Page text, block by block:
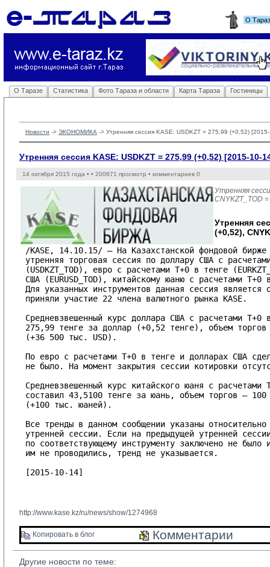
О
О Таразе Статистика Фото Тараза и области Карта Тараза Гостиницы
Новости -> ЭКОНОМИКА -> Утренняя сессия KASE: USDKZT = 275,99 (+0,52)
Утренняя сессия KASE: USDKZT = 275,99 (+0,52) [2015-10-
14 октября 2015 года • • 200671 просмотр • комментариев 0
Утренняя
CNYKZT_TOD
Утренняя
(+0,52),
/KASE, 14.10.15/ – На Казахстанской фондовой
утренняя торговая сессия по доллару США с
(USDKZT_TOD), евро с расчетами T+0 в тенге
США (EURUSD_TOD), китайскому юаню с расчетами T+0
Для указанных инструментов данная сессия
приняли участие 22 члена валютного рынка KASE.
Средневзвешенный курс доллара США с расчетами
275,99 тенге за доллар (+0,52 тенге), объем
(+36 500 тыс. USD).
По евро с расчетами T+0 в тенге и долларах США
не было. На момент закрытия сессии котировки
Средневзвешенный курс китайского юаня с
составил 43,5100 тенге за юань, объем торгов –
(+100 тыс. юаней).
Все тренды в данном сообщении указаны
утренней сессии. Если на предыдущей утренней
по соответствующему инструменту заключено не
им не проводились, тренд не указывается.
[2015-10-14]
http://www.kase.kz/ru/news/show/1274968
Копировать в блог Комментарии
Другие новости по теме: